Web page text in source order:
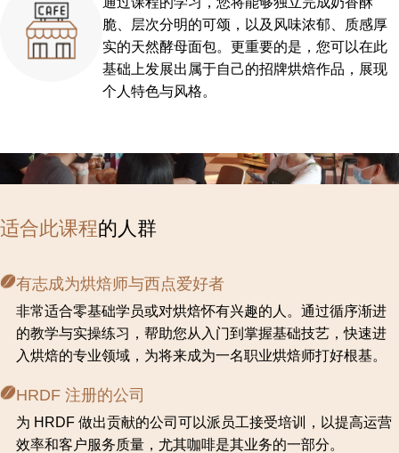
脆、层次分明的可颂，以及风味浓郁、质感厚
实的天然酵母面包。更重要的是，您可以在此
基础上发展出属于自己的招牌烘焙作品，展现
个人特色与风格。
适合此课程的人群
有志成为烘焙师与西点爱好者
非常适合零基础学员或对烘焙怀有兴趣的人。通过循序渐进
的教学与实操练习，帮助您从入门到掌握基础技艺，快速进
入烘焙的专业领域，为将来成为一名职业烘焙师打好根基。
HRDF 注册的公司
为 HRDF 做出贡献的公司可以派员工接受培训，以提高运营
效率和客户服务质量，尤其咖啡是其业务的一部分。